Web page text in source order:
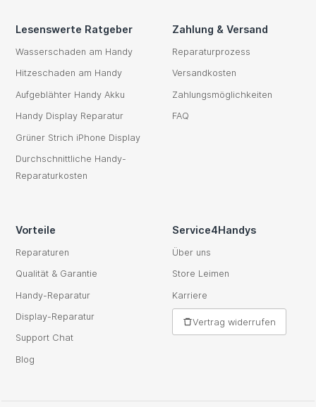
Lesenswerte Ratgeber
Wasserschaden am Handy
Hitzeschaden am Handy
Aufgeblähter Handy Akku
Handy Display Reparatur
Grüner Strich iPhone Display
Durchschnittliche Handy-
Reparaturkosten
Zahlung & Versand
Reparaturprozess
Versandkosten
Zahlungsmöglichkeiten
FAQ
Vorteile
Reparaturen
Qualität & Garantie
Handy-Reparatur
Display-Reparatur
Support Chat
Blog
Service4Handys
Über uns
Store Leimen
Karriere
Vertrag widerrufen